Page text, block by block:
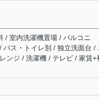
/ 室内洗濯機置場 / バルコニ
ス・トイレ別 / 独立洗面台 /
ンジ / 洗濯機 / テレビ / 家賃+